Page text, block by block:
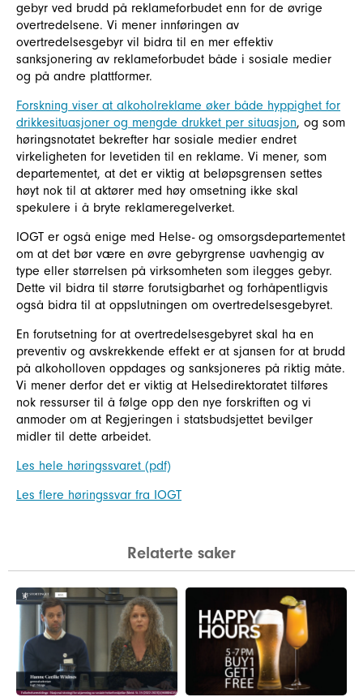
gebyr ved brudd på reklameforbudet enn for de øvrige
overtredelsene. Vi mener innføringen av
overtredelsesgebyr vil bidra til en mer effektiv
sanksjonering av reklameforbudet både i sosiale medier
og på andre plattformer.
Forskning viser at alkoholreklame øker både hyppighet for
drikkesituasjoner og mengde drukket per situasjon, og som
høringsnotatet bekrefter har sosiale medier endret
virkeligheten for levetiden til en reklame. Vi mener, som
departementet, at det er viktig at beløpsgrensen settes
høyt nok til at aktører med høy omsetning ikke skal
spekulere i å bryte reklameregelverket.
IOGT er også enige med Helse- og omsorgsdepartementet
om at det bør være en øvre gebyrgrense uavhengig av
type eller størrelsen på virksomheten som ilegges gebyr.
Dette vil bidra til større forutsigbarhet og forhåpentligvis
også bidra til at oppslutningen om overtredelsesgebyret.
En forutsetning for at overtredelsesgebyret skal ha en
preventiv og avskrekkende effekt er at sjansen for at brudd
på alkoholloven oppdages og sanksjoneres på riktig måte.
Vi mener derfor det er viktig at Helsedirektoratet tilføres
nok ressurser til å følge opp den nye forskriften og vi
anmoder om at Regjeringen i statsbudsjettet bevilger
midler til dette arbeidet.
Les hele høringssvaret (pdf)
Les flere høringssvar fra IOGT
Relaterte saker